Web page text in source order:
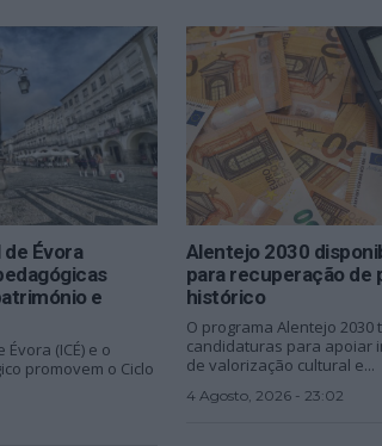
Évora
e
(ICÉ) e o
promovem o Ciclo
Alentejo 2030
para recuperação de
histórico
O programa Alentejo 2030
candidaturas para apoiar
de valorização cultural e...
4 Agosto, 2026 - 23:02